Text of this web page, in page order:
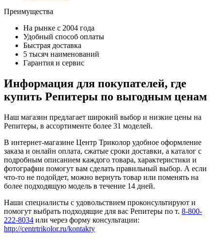
Преимущества
На рынке с 2004 года
Удобный способ оплаты
Быстрая доставка
5 тысяч наименований
Гарантия и сервис
Информация для покупателей, где
купить Репитеры по выгодным ценам
Наш магазин предлагает широкий выбор и низкие цены на
Репитеры, в ассортименте более 31 моделей.
В интернет-магазине Центр Триколор удобное оформление
заказа и онлайн оплата, сжатые сроки доставки, а каталог с
подробным описанием каждого товара, характеристики и
фотографии помогут вам сделать правильный выбор. А если
что-то не подойдет, можно вернуть товар или поменять на
более подходящую модель в течение 14 дней.
Наши специалисты с удовольствием проконсультируют и
помогут выбрать подходящие для вас Репитеры по т. 8-800-
222-8034 или через форму консультации:
http://centrtrikolor.ru/kontakty